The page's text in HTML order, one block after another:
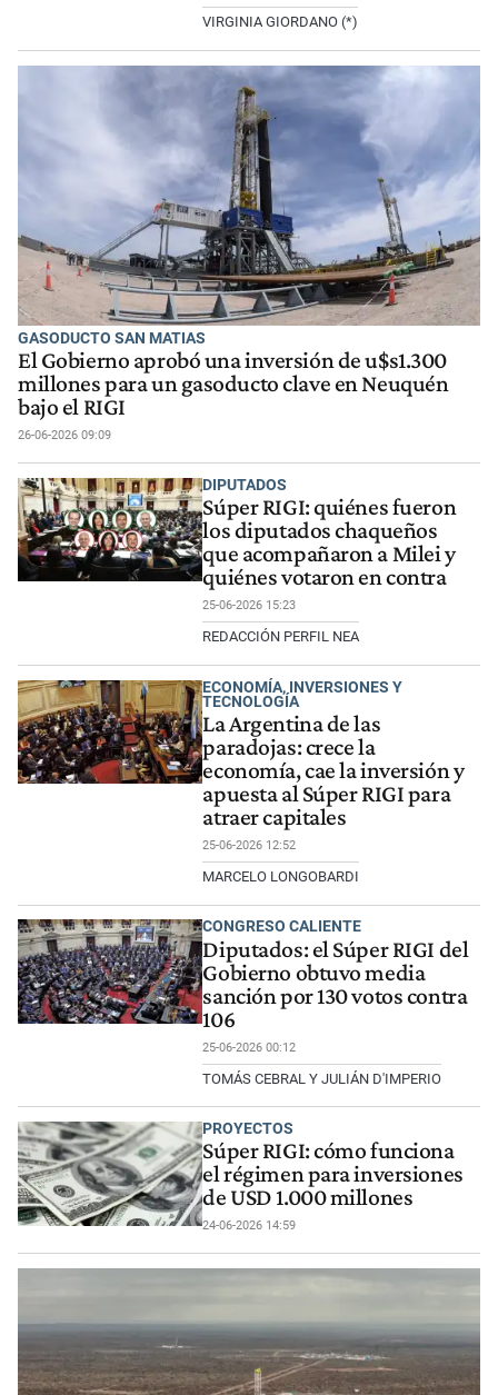
VIRGINIA GIORDANO (*)
GASODUCTO SAN MATIAS
El Gobierno aprobó una inversión de u$s1.300
millones para un gasoducto clave en Neuquén
bajo el RIGI
26-06-2026 09:09
DIPUTADOS
Súper RIGI: quiénes fueron
los diputados chaqueños
que acompañaron a Milei y
quiénes votaron en contra
25-06-2026 15:23
REDACCIÓN PERFIL NEA
ECONOMÍA, INVERSIONES Y
TECNOLOGÍA
La Argentina de las
paradojas: crece la
economía, cae la inversión y
apuesta al Súper RIGI para
atraer capitales
25-06-2026 12:52
MARCELO LONGOBARDI
CONGRESO CALIENTE
Diputados: el Súper RIGI del
Gobierno obtuvo media
sanción por 130 votos contra
106
25-06-2026 00:12
TOMÁS CEBRAL Y JULIÁN D'IMPERIO
PROYECTOS
Súper RIGI: cómo funciona
el régimen para inversiones
de USD 1.000 millones
24-06-2026 14:59